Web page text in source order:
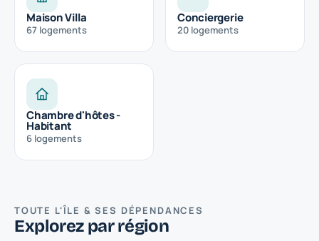
Maison Villa
67 logements
Conciergerie
20 logements
Chambre d'hôtes -
Habitant
6 logements
TOUTE L'ÎLE & SES DÉPENDANCES
Explorez par région